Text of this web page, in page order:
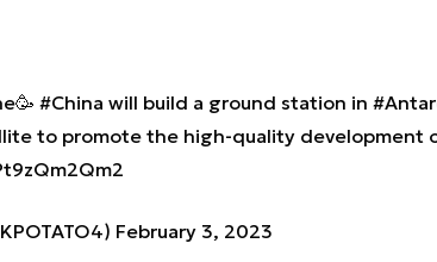
#China will build a ground station in
to promote the high-quality development
February 3, 2023